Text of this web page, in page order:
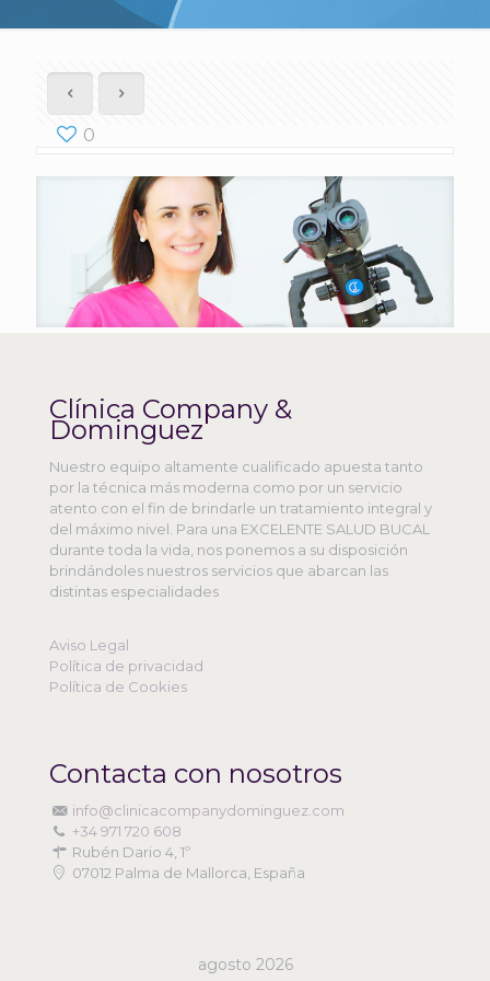
0
Clínica Company &
Dominguez
Nuestro equipo altamente cualificado apuesta tanto
por la técnica más moderna como por un servicio
atento con el fin de brindarle un tratamiento integral y
del máximo nivel. Para una EXCELENTE SALUD BUCAL
durante toda la vida, nos ponemos a su disposición
brindándoles nuestros servicios que abarcan las
distintas especialidades
Aviso Legal
Política de privacidad
Política de Cookies
Contacta con nosotros
info@clinicacompanydominguez.com
+34 971 720 608
Rubén Dario 4, 1º
07012 Palma de Mallorca, España
agosto 2026